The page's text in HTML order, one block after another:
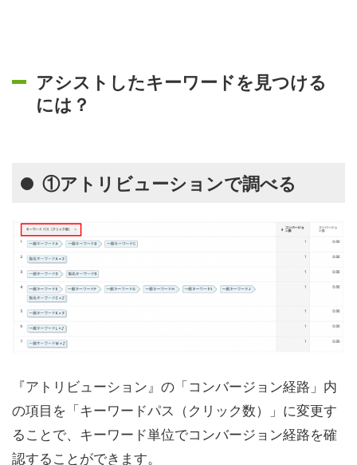
アシストしたキーワードを見つける
には？
①アトリビューションで調べる
『アトリビューション』の「コンバージョン経路」内
の項目を「キーワードパス（クリック数）」に変更す
ることで、キーワード単位でコンバージョン経路を確
認することができます。